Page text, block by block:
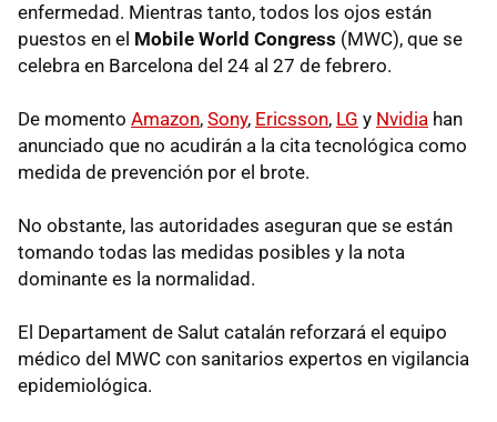
enfermedad. Mientras tanto, todos los ojos están
puestos en el Mobile World Congress (MWC), que se
celebra en Barcelona del 24 al 27 de febrero.
De momento Amazon, Sony, Ericsson, LG y Nvidia han
anunciado que no acudirán a la cita tecnológica como
medida de prevención por el brote.
No obstante, las autoridades aseguran que se están
tomando todas las medidas posibles y la nota
dominante es la normalidad.
El Departament de Salut catalán reforzará el equipo
médico del MWC con sanitarios expertos en vigilancia
epidemiológica.